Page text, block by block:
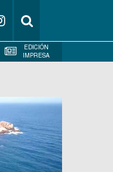
EDICIÓN
IMPRESA